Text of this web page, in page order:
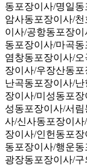
동포장이사/명일
암사동포장이사/
이사/공항동포장
동포장이사/마곡
염창동포장이사/
장이사/우장산동
난곡동포장이사/
장이사/미성동포
성동포장이사/서
사/신사동포장이
장이사/인헌동포
동포장이사/행운
광장동포장이사/